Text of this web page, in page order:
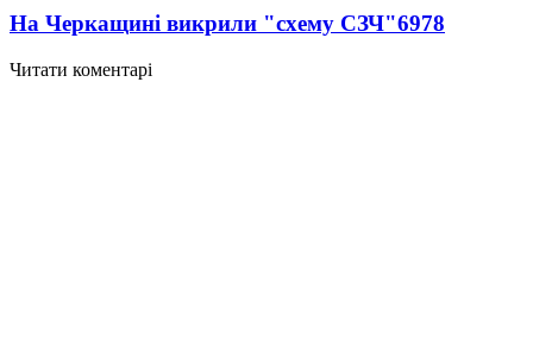
На Черкащині викрили "схему СЗЧ"6978
Читати коментарі